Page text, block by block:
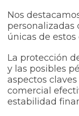
Nos
personalizadas
únicas de
La protección
y las posibles
aspectos
comercial
estabilidad